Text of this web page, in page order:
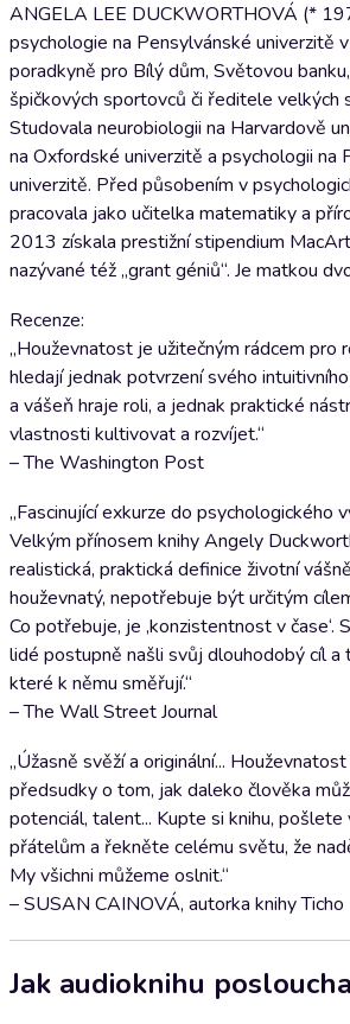
ANGELA LEE DUCKWORTHOVÁ (*
psychologie na Pensylvánské univerzitě
poradkyně pro Bílý dům, Světovou
špičkových sportovců či ředitele velkých
Studovala neurobiologii na Harvardově
na Oxfordské univerzitě a psychologii na
univerzitě. Před působením v
pracovala jako učitelka matematiky a
2013 získala prestižní stipendium
nazývané též „grant géniů“. Je matkou
Recenze:
„Houževnatost je užitečným rádcem pro
hledají jednak potvrzení svého
a vášeň hraje roli, a jednak praktické
vlastnosti kultivovat a rozvíjet.“
– The Washington Post
„Fascinující exkurze do psychologického
Velkým přínosem knihy Angely
realistická, praktická definice životní
houževnatý, nepotřebuje být určitým
Co potřebuje, je ‚konzistentnost v čase‘.
lidé postupně našli svůj dlouhodobý cíl a
které k němu směřují.“
– The Wall Street Journal
„Úžasně svěží a originální...
předsudky o tom, jak daleko člověka
potenciál, talent... Kupte si knihu,
přátelům a řekněte celému světu, že
My všichni můžeme oslnit.“
– SUSAN CAINOVÁ, autorka knihy Ticho
Jak audioknihu